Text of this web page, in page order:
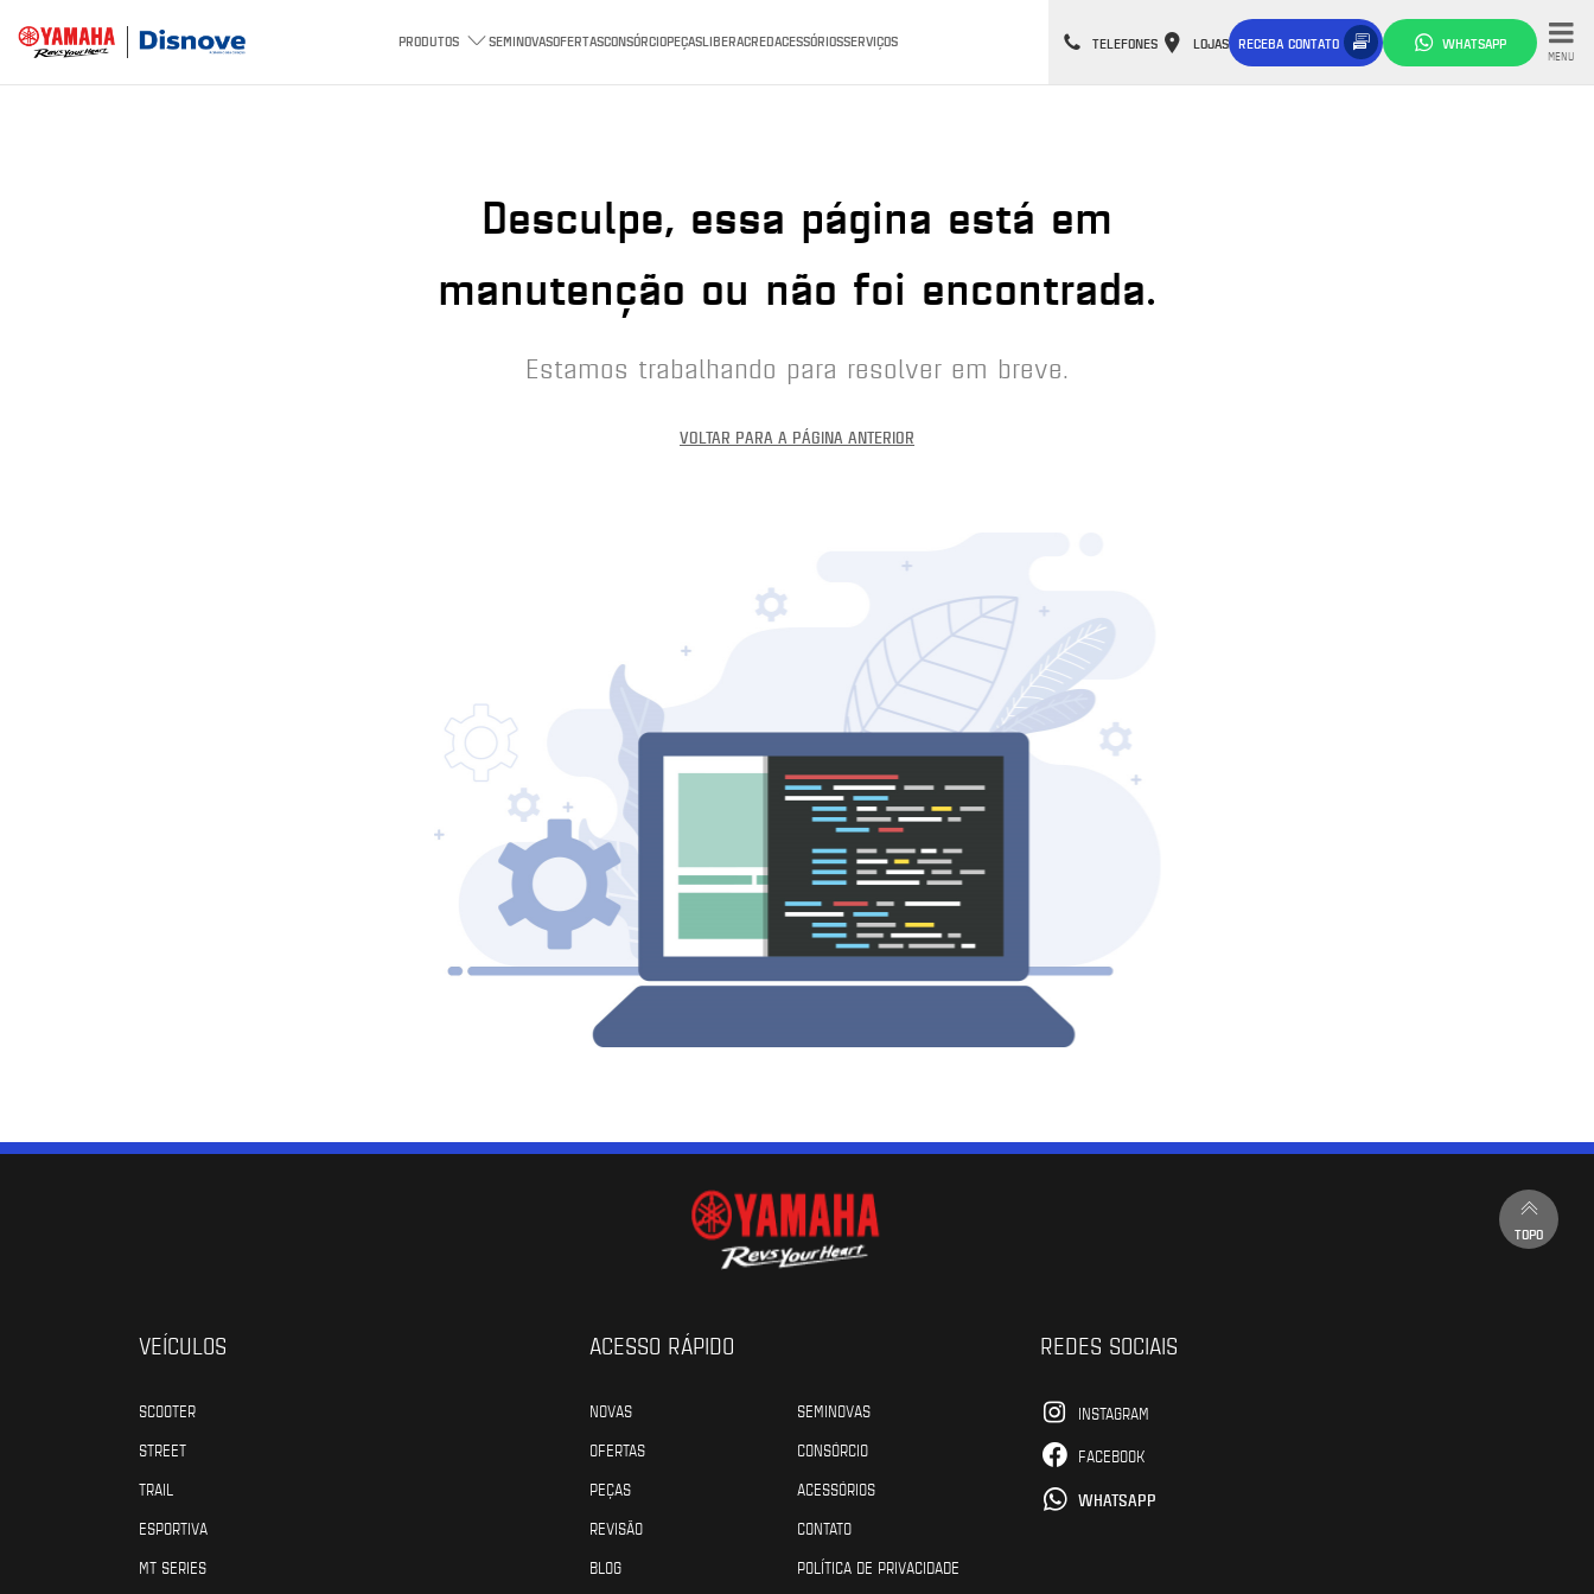
PRODUTOS SEMINOVASOFERTASCONSÓRCIOPEÇASLIBERACREDACESSÓRIOSSERVIÇOS TELEFONES LOJAS RECEBA CONTATO WHATSAPP
MENU
Desculpe, essa página está em
manutenção ou não foi encontrada.
Estamos trabalhando para resolver em breve.
VOLTAR PARA A PÁGINA ANTERIOR
TOPO
VEÍCULOS
SCOOTER
STREET
TRAIL
ESPORTIVA
MT SERIES
ACESSO RÁPIDO
NOVAS
SEMINOVAS
OFERTAS
CONSÓRCIO
PEÇAS
ACESSÓRIOS
REVISÃO
CONTATO
BLOG
POLÍTICA DE PRIVACIDADE
REDES SOCIAIS
INSTAGRAM
FACEBOOK
WHATSAPP